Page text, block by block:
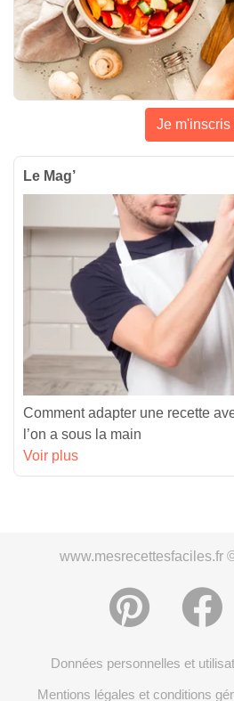
Je m'inscris
Le Mag’
Comment adapter une recette
l’on a sous la main
Voir plus
www.mesrecettesfaciles.fr
Données personnelles et
Mentions légales et conditions